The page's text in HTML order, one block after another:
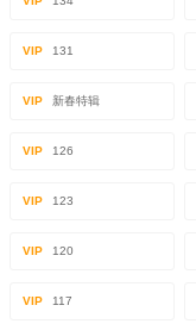
VIP 131
VIP 新春特辑
VIP 126
VIP 123
VIP 120
VIP 117